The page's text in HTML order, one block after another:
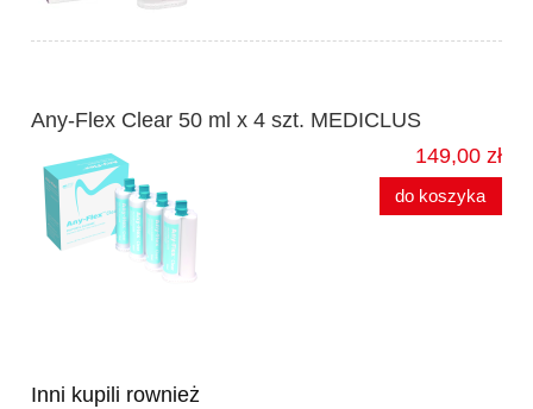
Any-Flex Clear 50 ml x 4 szt. MEDICLUS
149,00 zł
do koszyka
Inni kupili rownież